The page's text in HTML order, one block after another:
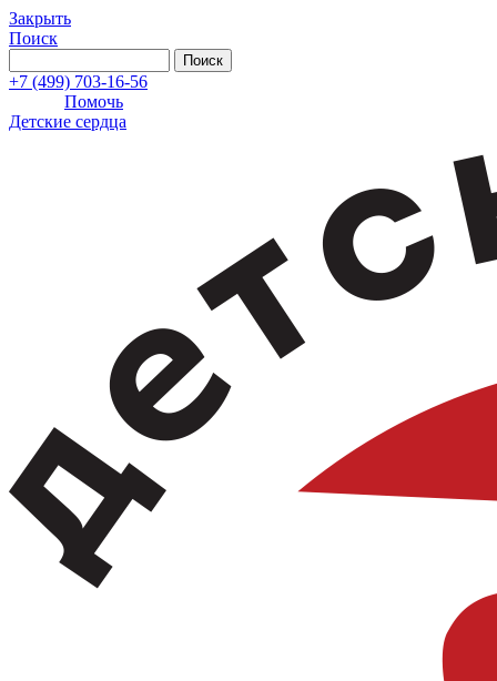
Закрыть
Поиск
+7 (499) 703-16-56
Помочь
Детские сердца